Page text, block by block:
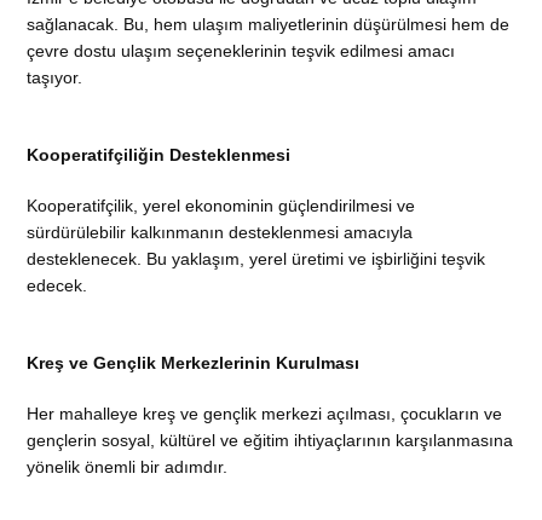
sağlanacak. Bu, hem ulaşım maliyetlerinin düşürülmesi hem de
çevre dostu ulaşım seçeneklerinin teşvik edilmesi amacı
taşıyor.
Kooperatifçiliğin Desteklenmesi
Kooperatifçilik, yerel ekonominin güçlendirilmesi ve
sürdürülebilir kalkınmanın desteklenmesi amacıyla
desteklenecek. Bu yaklaşım, yerel üretimi ve işbirliğini teşvik
edecek.
Kreş ve Gençlik Merkezlerinin Kurulması
Her mahalleye kreş ve gençlik merkezi açılması, çocukların ve
gençlerin sosyal, kültürel ve eğitim ihtiyaçlarının karşılanmasına
yönelik önemli bir adımdır.